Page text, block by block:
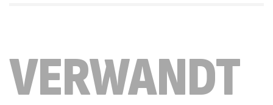
VERWANDT